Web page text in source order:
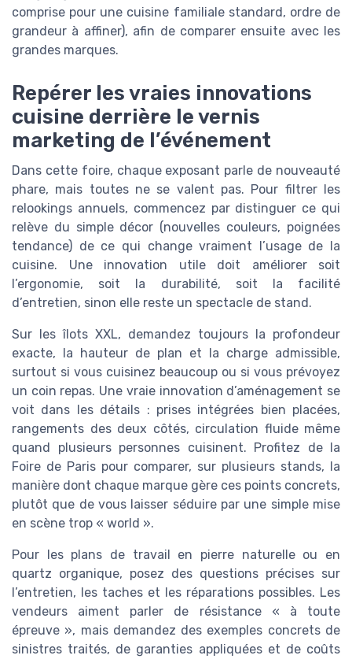
comprise pour une cuisine familiale standard, ordre de
grandeur à affiner), afin de comparer ensuite avec les
grandes marques.
Repérer les vraies innovations
cuisine derrière le vernis
marketing de l’événement
Dans cette foire, chaque exposant parle de nouveauté
phare, mais toutes ne se valent pas. Pour filtrer les
relookings annuels, commencez par distinguer ce qui
relève du simple décor (nouvelles couleurs, poignées
tendance) de ce qui change vraiment l’usage de la
cuisine. Une innovation utile doit améliorer soit
l’ergonomie, soit la durabilité, soit la facilité
d’entretien, sinon elle reste un spectacle de stand.
Sur les îlots XXL, demandez toujours la profondeur
exacte, la hauteur de plan et la charge admissible,
surtout si vous cuisinez beaucoup ou si vous prévoyez
un coin repas. Une vraie innovation d’aménagement se
voit dans les détails : prises intégrées bien placées,
rangements des deux côtés, circulation fluide même
quand plusieurs personnes cuisinent. Profitez de la
Foire de Paris pour comparer, sur plusieurs stands, la
manière dont chaque marque gère ces points concrets,
plutôt que de vous laisser séduire par une simple mise
en scène trop « world ».
Pour les plans de travail en pierre naturelle ou en
quartz organique, posez des questions précises sur
l’entretien, les taches et les réparations possibles. Les
vendeurs aiment parler de résistance « à toute
épreuve », mais demandez des exemples concrets de
sinistres traités, de garanties appliquées et de coûts